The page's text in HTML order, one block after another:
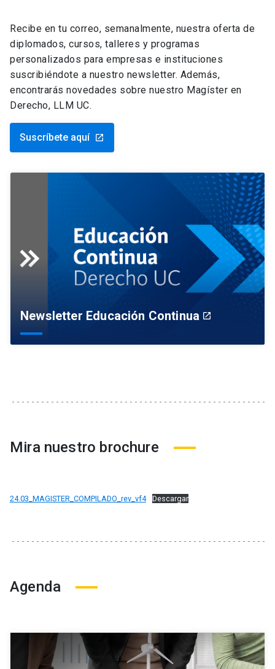
Recibe en tu correo, semanalmente, nuestra oferta de
diplomados, cursos, talleres y programas
personalizados para empresas e instituciones
suscribiéndote a nuestro newsletter. Además,
encontrarás novedades sobre nuestro Magíster en
Derecho, LLM UC.
Suscríbete aquí launch
Newsletter Educación Continua launch
Mira nuestro brochure
24.03_MAGISTER_COMPILADO_rev_vf4 Descargar
Agenda